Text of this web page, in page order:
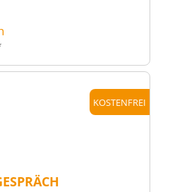
KOSTENFREI